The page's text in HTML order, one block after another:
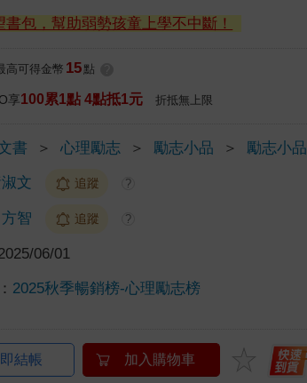
書包，幫助弱勢孩童上學不中斷！
高可得金幣 15 點
享100累1點 4點抵1元 折抵無上限
書 ＞ 心理勵志 ＞ 勵志小品 ＞ 勵志小品
文 追蹤 ?
方智 追蹤 ?
06/01
2025秋季暢銷榜-心理勵志榜
結帳 加入購物車